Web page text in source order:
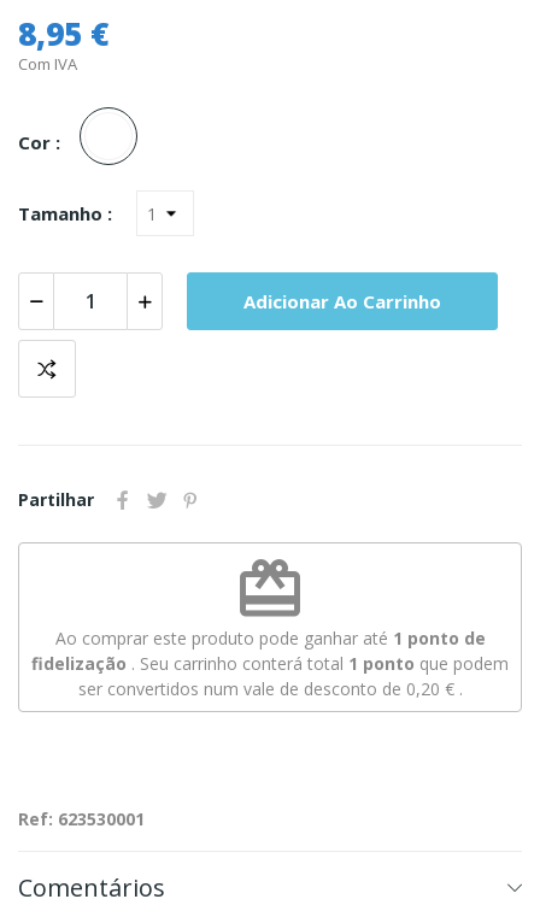
8,95 €
Com IVA
Cor :
Branco
Tamanho :
Adicionar Ao Carrinho
Partilhar
redeem
Ao comprar este produto pode ganhar até 1 ponto de
fidelização . Seu carrinho conterá total 1 ponto que podem
ser convertidos num vale de desconto de 0,20 €.
Ref: 623530001
Comentários